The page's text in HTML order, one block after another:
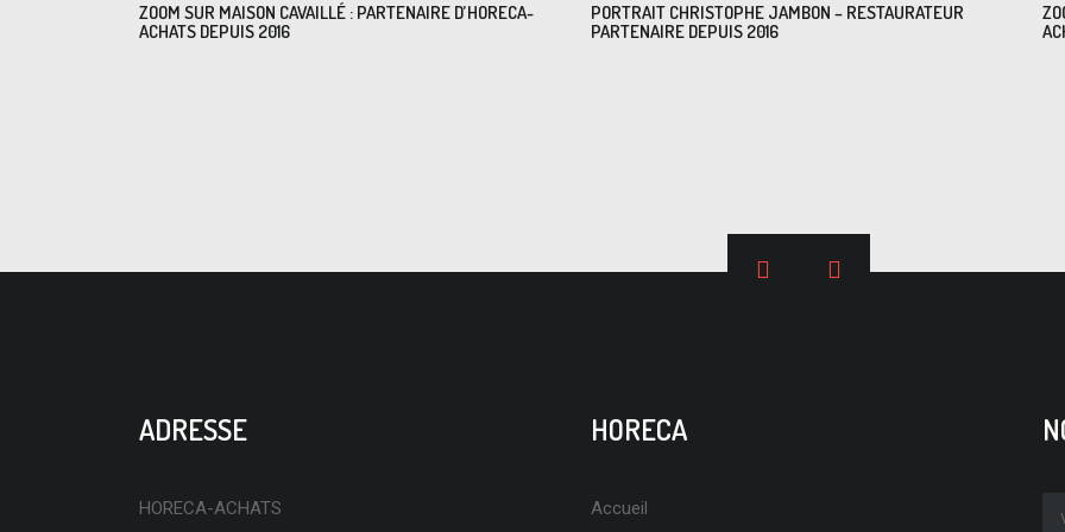
ZOOM SUR MAISON CAVAILLÉ : PARTENAIRE D’HORECA-
ACHATS DEPUIS 2016
PORTRAIT CHRISTOPHE JAMBON – RESTAURATEUR
PARTENAIRE DEPUIS 2016
ADRESSE
HORECA-ACHATS
HORECA
Accueil